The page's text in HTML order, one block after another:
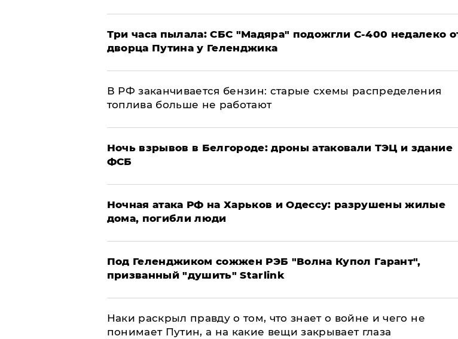
Три часа пылала: СБС "Мадяра" подожгли С-400 недалеко
дворца Путина у Геленджика
​В РФ заканчивается бензин: старые схемы распределения
топлива больше не работают
​Ночь взрывов в Белгороде: дроны атаковали ТЭЦ и здание
ФСБ
​Ночная атака РФ на Харьков и Одессу: разрушены жилые
дома, погибли люди
Под Геленджиком сожжен РЭБ "Волна Купол Гарант",
призванный "душить" Starlink
Наки раскрыл правду о том, что знает о войне и чего не
понимает Путин, а на какие вещи закрывает глаза